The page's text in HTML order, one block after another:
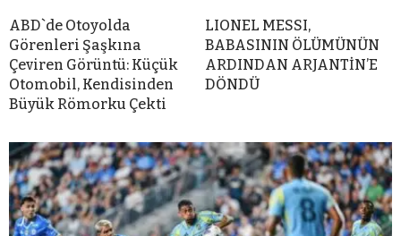
ABD`de Otoyolda
Görenleri Şaşkına
Çeviren Görüntü: Küçük
Otomobil, Kendisinden
Büyük Römorku Çekti
LIONEL MESSI,
BABASININ ÖLÜMÜNÜN
ARDINDAN ARJANTİN’E
DÖNDÜ